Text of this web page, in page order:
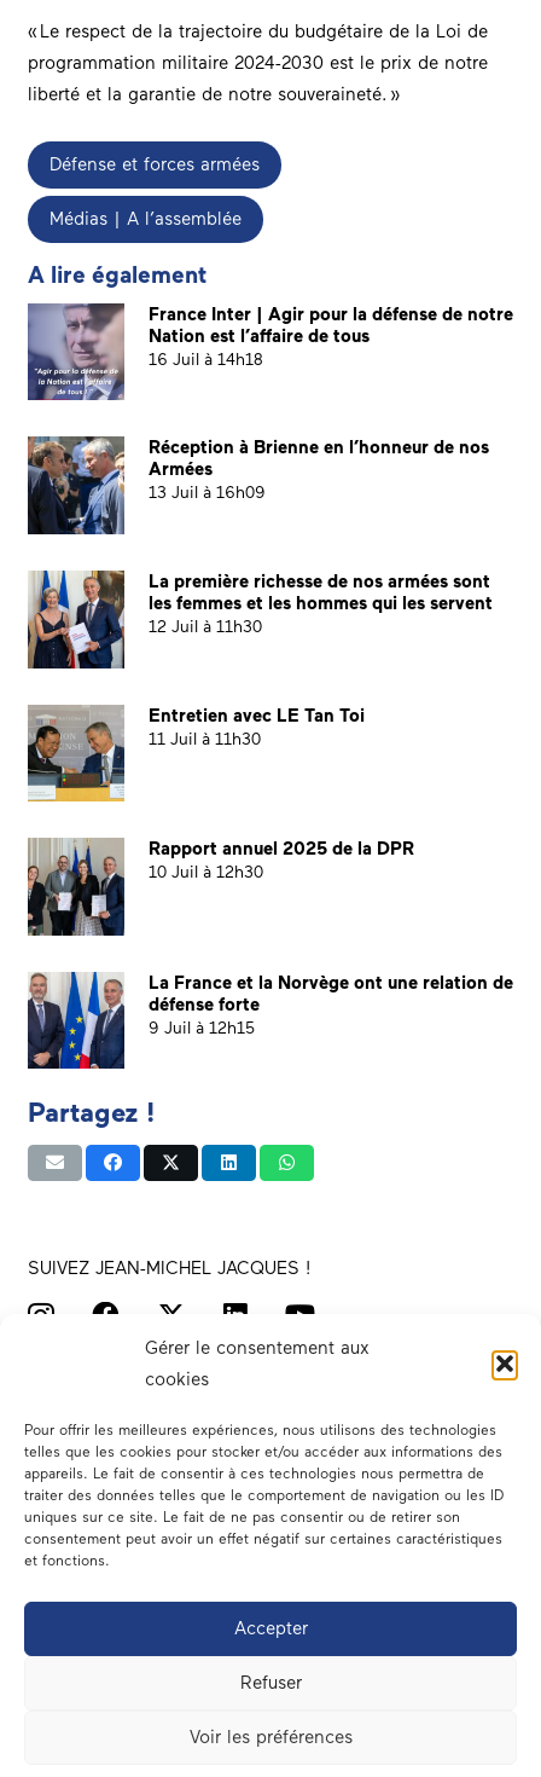
Gérer le consentement aux
cookies
Pour offrir les meilleures expériences, nous utilisons des technologies
telles que les cookies pour stocker et/ou accéder aux informations des
appareils. Le fait de consentir à ces technologies nous permettra de
traiter des données telles que le comportement de navigation ou les ID
uniques sur ce site. Le fait de ne pas consentir ou de retirer son
consentement peut avoir un effet négatif sur certaines caractéristiques
et fonctions.
Accepter
Refuser
Voir les préférences
« Le respect de la trajectoire du budgétaire de la Loi de
programmation militaire 2024-2030 est le prix de notre
liberté et la garantie de notre souveraineté. »
Défense et forces armées
Médias | A l’assemblée
A lire également
France Inter | Agir pour la défense de notre
Nation est l’affaire de tous
16 Juil à 14h18
Réception à Brienne en l’honneur de nos
Armées
13 Juil à 16h09
La première richesse de nos armées sont
les femmes et les hommes qui les servent
12 Juil à 11h30
Entretien avec LE Tan Toi
11 Juil à 11h30
Rapport annuel 2025 de la DPR
10 Juil à 12h30
La France et la Norvège ont une relation de
défense forte
9 Juil à 12h15
Partagez !
SUIVEZ JEAN-MICHEL JACQUES !
Votre député
Dans les médias
En circonscription
A l’assemblée